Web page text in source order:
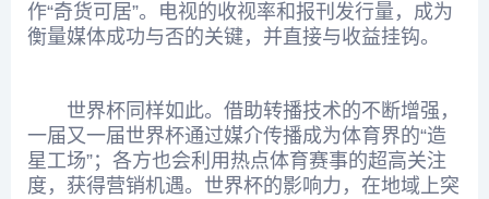
作“奇货可居”。电视的收视率和报刊发行量，成为
衡量媒体成功与否的关键，并直接与收益挂钩。
世界杯同样如此。借助转播技术的不断增强，
一届又一届世界杯通过媒介传播成为体育界的“造
星工场”；各方也会利用热点体育赛事的超高关注
度，获得营销机遇。世界杯的影响力，在地域上突